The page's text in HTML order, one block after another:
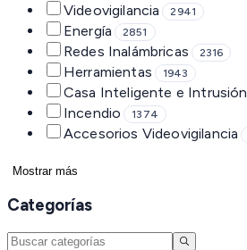
Videovigilancia 2941
Energía 2851
Redes Inalámbricas 2316
Herramientas 1943
Casa Inteligente e Intrusión
Incendio 1374
Accesorios Videovigilancia
Mostrar más
Categorías